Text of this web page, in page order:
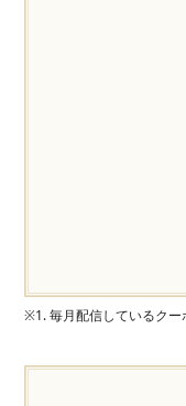
※1. 毎月配信しているク